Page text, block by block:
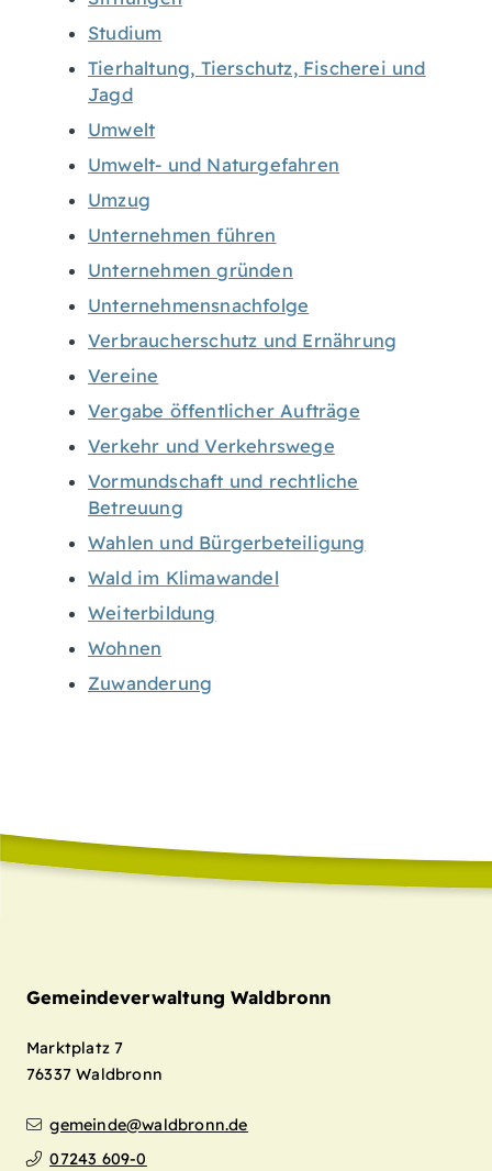
Studium
Tierhaltung, Tierschutz, Fischerei und
Jagd
Umwelt
Umwelt- und Naturgefahren
Umzug
Unternehmen führen
Unternehmen gründen
Unternehmensnachfolge
Verbraucherschutz und Ernährung
Vereine
Vergabe öffentlicher Aufträge
Verkehr und Verkehrswege
Vormundschaft und rechtliche
Betreuung
Wahlen und Bürgerbeteiligung
Wald im Klimawandel
Weiterbildung
Wohnen
Zuwanderung
Gemeindeverwaltung Waldbronn
Marktplatz 7
76337 Waldbronn
gemeinde@waldbronn.de
07243 609-0